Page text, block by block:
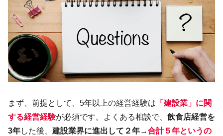
まず、前提として、5年以上の経営経験は 「建設業」に関
する経営経験が必須です。よくある相談で、 飲食店経営を
3年した後、 建設業界に進出して２年→合計５年というの